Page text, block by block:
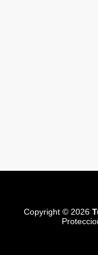
Copyright © 2026